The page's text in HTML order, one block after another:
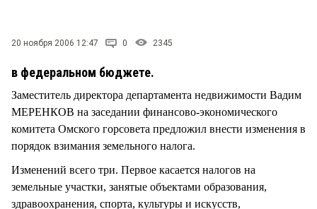
СТИЛЬ ЖИЗНИ
20 ноября 2006 12:47 0 2345
в федеральном бюджете.
Заместитель директора департамента недвижимости Вадим
МЕРЕНКОВ на заседании финансово-экономического
комитета Омского горсовета предложил внести изменения в
порядок взимания земельного налога.
Изменений всего три. Первое касается налогов на
земельные участки, занятые объектами образования,
здравоохранения, спорта, культуры и искусств,